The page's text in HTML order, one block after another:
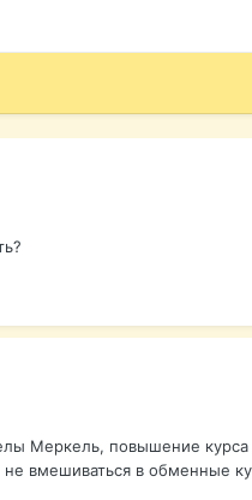
Меркель, повышение
не вмешиваться в обменные